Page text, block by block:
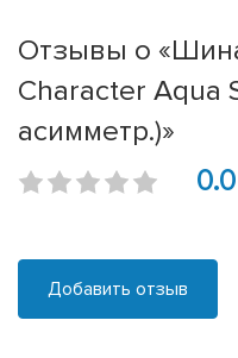
Отзывы о
Character Aqua
асимметр.)»
0.0
Добавить отзыв